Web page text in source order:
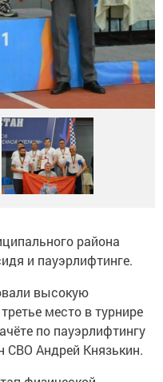
района
и пауэрлифтинге.
высокую
место в турнире
по пауэрлифтингу
СВО Андрей Князькин.